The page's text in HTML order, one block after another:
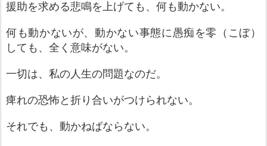
援助を求める悲鳴を上げても、何も動かない。
何も動かないが、動かない事態に愚痴を零（こぼ）
しても、全く意味がない。
一切は、私の人生の問題なのだ。
痺れの恐怖と折り合いがつけられない。
それでも、動かねばならない。